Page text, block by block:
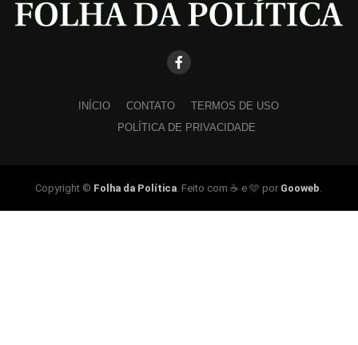
INÍCIO CONTATO
TERMOS DE USO
POLÍTICA DE PRIVACIDADE
Copyright © Folha da Política. Feito com ☕ e 🩵 por Gooweb.